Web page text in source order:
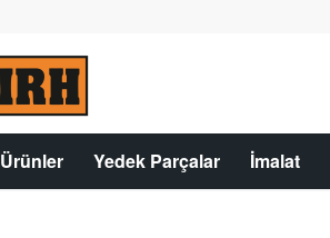
Ürünler Yedek Parçalar İmalat